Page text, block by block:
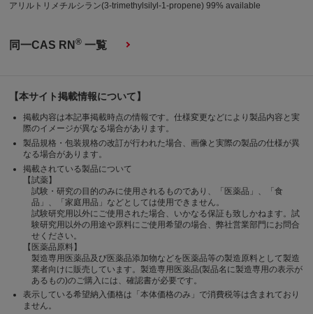
アリルトリメチルシラン(3-trimethylsilyl-1-propene) 99% available
同一CAS RN® 一覧
【本サイト掲載情報について】
掲載内容は本記事掲載時点の情報です。仕様変更などにより製品内容と実
際のイメージが異なる場合があります。
製品規格・包装規格の改訂が行われた場合、画像と実際の製品の仕様が異
なる場合があります。
掲載されている製品について
【試薬】
試験・研究の目的のみに使用されるものであり、「医薬品」、「食
品」、「家庭用品」などとしては使用できません。
試験研究用以外にご使用された場合、いかなる保証も致しかねます。試
験研究用以外の用途や原料にご使用希望の場合、弊社営業部門にお問合
せください。
【医薬品原料】
製造専用医薬品及び医薬品添加物などを医薬品等の製造原料として製造
業者向けに販売しています。製造専用医薬品(製品名に製造専用の表示が
あるもの)のご購入には、確認書が必要です。
表示している希望納入価格は「本体価格のみ」で消費税等は含まれており
ません。